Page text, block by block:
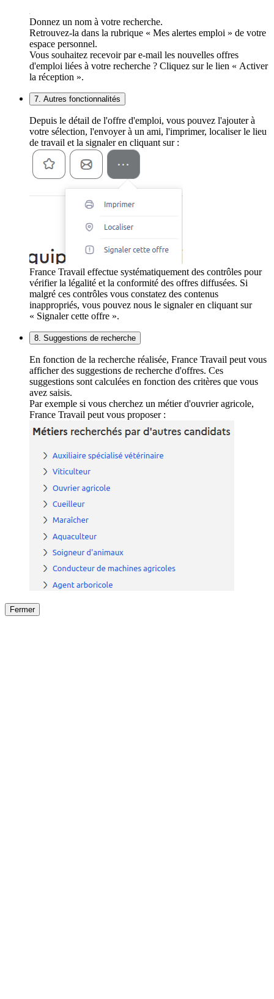
Donnez un nom à votre recherche.
Retrouvez-la dans la rubrique « Mes alertes emploi » de votre
espace personnel.
Vous souhaitez recevoir par e-mail les nouvelles offres
d'emploi liées à votre recherche ? Cliquez sur le lien « Activer
la réception ».
7. Autres fonctionnalités
Depuis le détail de l'offre d'emploi, vous pouvez l'ajouter à
votre sélection, l'envoyer à un ami, l'imprimer, localiser le lieu
de travail et la signaler en cliquant sur :
France Travail effectue systématiquement des contrôles pour
vérifier la légalité et la conformité des offres diffusées. Si
malgré ces contrôles vous constatez des contenus
inappropriés, vous pouvez nous le signaler en cliquant sur
« Signaler cette offre ».
8. Suggestions de recherche
En fonction de la recherche réalisée, France Travail peut vous
afficher des suggestions de recherche d'offres. Ces
suggestions sont calculées en fonction des critères que vous
avez saisis.
Par exemple si vous cherchez un métier d'ouvrier agricole,
France Travail peut vous proposer :
Fermer